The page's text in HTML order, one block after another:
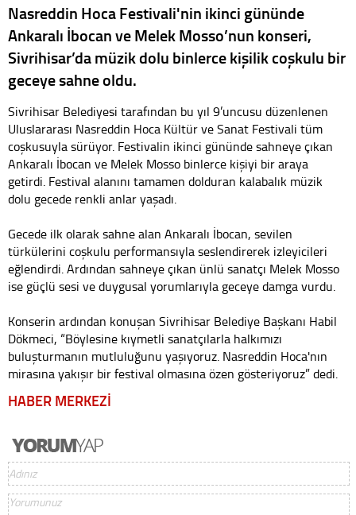
Nasreddin Hoca Festivali'nin ikinci gününde
Ankaralı İbocan ve Melek Mosso’nun konseri,
Sivrihisar’da müzik dolu binlerce kişilik coşkulu bir
geceye sahne oldu.
Sivrihisar Belediyesi tarafından bu yıl 9’uncusu düzenlenen
Uluslararası Nasreddin Hoca Kültür ve Sanat Festivali tüm
coşkusuyla sürüyor. Festivalin ikinci gününde sahneye çıkan
Ankaralı İbocan ve Melek Mosso binlerce kişiyi bir araya
getirdi. Festival alanını tamamen dolduran kalabalık müzik
dolu gecede renkli anlar yaşadı.
Gecede ilk olarak sahne alan Ankaralı İbocan, sevilen
türkülerini coşkulu performansıyla seslendirerek izleyicileri
eğlendirdi. Ardından sahneye çıkan ünlü sanatçı Melek Mosso
ise güçlü sesi ve duygusal yorumlarıyla geceye damga vurdu.
Konserin ardından konuşan Sivrihisar Belediye Başkanı Habil
Dökmeci, “Böylesine kıymetli sanatçılarla halkımızı
buluşturmanın mutluluğunu yaşıyoruz. Nasreddin Hoca'nın
mirasına yakışır bir festival olmasına özen gösteriyoruz” dedi.
HABER MERKEZİ